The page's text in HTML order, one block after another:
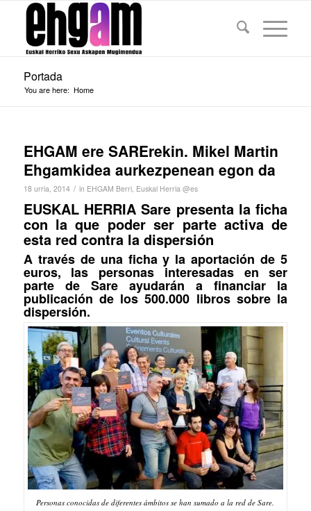
Portada
You are here: Home
EHGAM ere SARErekin. Mikel Martin
Ehgamkidea aurkezpenean egon da
18 urria, 2014 / in EHGAM Berri, Euskal Herria @es
EUSKAL HERRIA Sare presenta la ficha
con la que poder ser parte activa de
esta red contra la dispersión
A través de una ficha y la aportación de 5
euros, las personas interesadas en ser
parte de Sare ayudarán a financiar la
publicación de los 500.000 libros sobre la
dispersión.
Personas conocidas de diferentes ámbitos se han sumado a la red de Sare.